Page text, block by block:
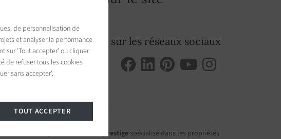
Suivez-nous sur les réseaux sociaux
Groupe immobilier de prestige spécialisé dans les propriétés
de personnalisation de
et analyser la performance
sur 'Tout accepter' ou cliquer
de refuser tous les cookies
sans accepter'.
TOUT ACCEPTER